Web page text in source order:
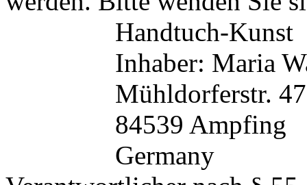
Handtuch-Kunst
Inhaber: Maria
Mühldorferstr. 47
84539 Ampfing
Germany